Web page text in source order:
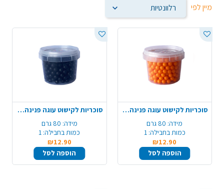
מיין לפי
סוכריות לקישוט עוגה פנינה 80 ג' - כתום
מידה: 80 גרם
כמות בחבילה: 1
₪12.90
הוספה לסל
סוכריות לקישוט עוגה פנינה 80 ג' - שחור
מידה: 80 גרם
כמות בחבילה: 1
₪12.90
הוספה לסל